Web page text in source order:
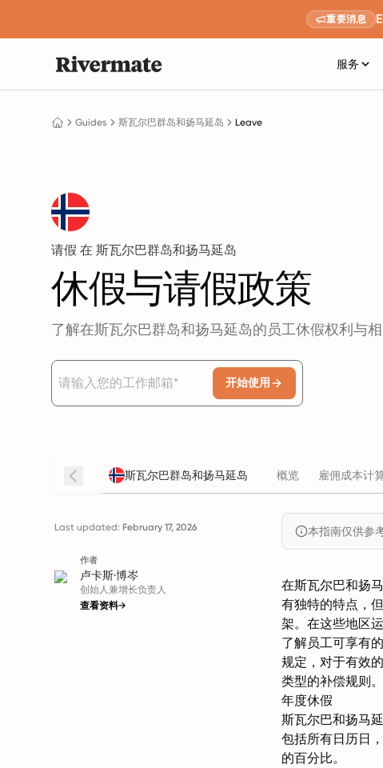
重要消息
服务
Guides 斯瓦尔巴群岛和扬马延岛 Leave
请假 在 斯瓦尔巴群岛和扬马延岛
休假与请假政策
了解在斯瓦尔巴群岛和扬马延岛的员工休假权利与相
开始使用
斯瓦尔巴群岛和扬马延岛 概览 雇佣成本计
Last updated: February 17, 2026
作者
卢卡斯·博岑
创始人兼增长负责人
查看资料→
本指南仅供参
在斯瓦尔巴和扬
有独特的特点，
架。在这些地区
了解员工可享有
规定，对于有效
类型的补偿规则。
年度休假
斯瓦尔巴和扬马
包括所有日历日
的百分比。